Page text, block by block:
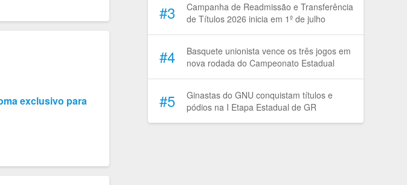
exclusivo para
#3
Campanha de Readmissão e Transferência
de Títulos 2026 inicia em 1º de julho
#4
Basquete unionista vence os três jogos em
nova rodada do Campeonato Estadual
#5
Ginastas do GNU conquistam títulos e
pódios na I Etapa Estadual de GR